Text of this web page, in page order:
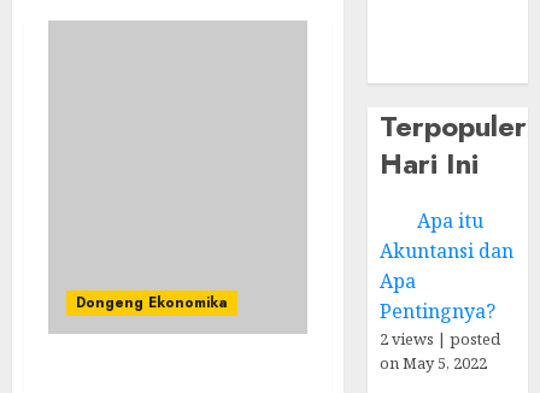
Dongeng Ekonomika
Terpopuler
Hari Ini
Apa itu
Akuntansi dan
Apa
Pentingnya?
2 views |posted
on May 5, 2022